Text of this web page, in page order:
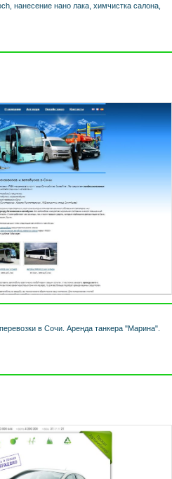
нанесение нано лака, химчистка салона,
в Сочи. Аренда танкера "Марина".